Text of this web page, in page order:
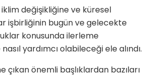
değişikliğine ve küresel
işbirliğinin bugün ve gelecekte
konusunda ilerleme
yardımcı olabileceği ele alındı.
çıkan önemli başlıklardan bazıları